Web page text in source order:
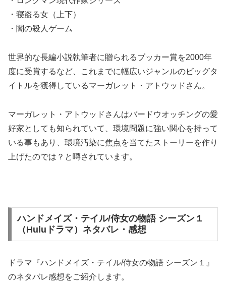
・寝盗る女（上下）
・闇の殺人ゲーム
世界的な長編小説執筆者に贈られるブッカー賞を2000年
度に受賞するなど、これまでに幅広いジャンルのビッグタ
イトルを獲得しているマーガレット・アトウッドさん。
マーガレット・アトウッドさんはバードウオッチングの愛
好家としても知られていて、環境問題に強い関心を持って
いる事もあり、環境汚染に焦点を当てたストーリーを作り
上げたのでは？と噂されています。
ハンドメイズ・テイル/侍女の物語 シーズン１
（Huluドラマ）ネタバレ・感想
ドラマ『ハンドメイズ・テイル/侍女の物語 シーズン１』
のネタバレ感想をご紹介します。